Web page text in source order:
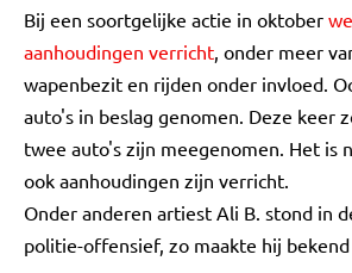
Bij een soortgelijke actie in oktober
aanhoudingen verricht, onder meer
wapenbezit en rijden onder invloed.
auto's in beslag genomen. Deze keer
twee auto's zijn meegenomen. Het is
ook aanhoudingen zijn verricht.
Onder anderen artiest Ali B. stond in
politie-offensief, zo maakte hij